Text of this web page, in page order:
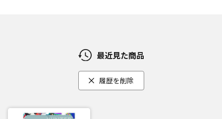
最近見た商品
履歴を削除